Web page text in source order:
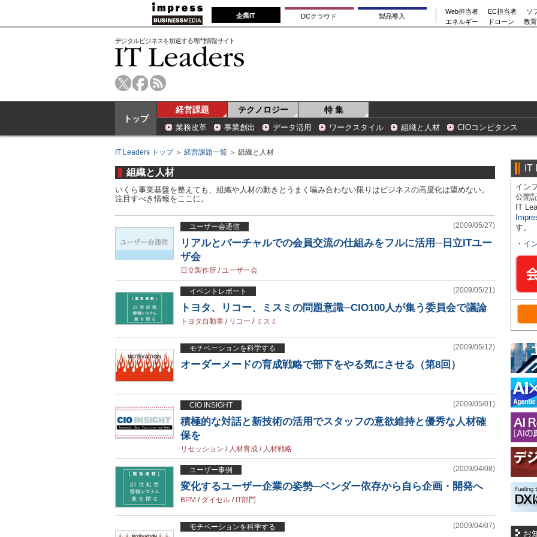
企業IT DCクラウド 製品導入
Web担当者 EC担当者
ソ
エネルギー
ドローン 教
デジタルビジネスを加速する専門情報サイト
トップ
経営課題 テクノロジー 特 集
業務改革 事業創出 データ活用 ワークスタイル 組織と人材 CIOコンピタンス
IT Leaders トップ＞ 経営課題一覧 ＞ 組織と人材
組織と人材
いくら事業基盤を整えても、組織や人材の動きとうまく噛み合わない限りはビジネスの高度化は望めない。
注目すべき情報をここに。
ユーザー会通信 (2009/05/27)
リアルとバーチャルでの会員交流の仕組みをフルに活用─日立ITユー
ザ会
日立製作所 /ユーザー会
イベントレポート (2009/05/21)
トヨタ、リコー、ミスミの問題意識─CIO100人が集う委員会で議論
トヨタ自動車 / リコー / ミスミ
モチベーションを科学する (2009/05/12)
オーダーメードの育成戦略で部下をやる気にさせる（第8回）
CIO INSIGHT (2009/05/01)
積極的な対話と新技術の活用でスタッフの意欲維持と優秀な人材確
保を
リセッション / 人材育成 / 人材戦略
ユーザー事例 (2009/04/08)
変化するユーザー企業の姿勢─ベンダー依存から自ら企画・開発へ
BPM / ダイセル / IT部門
モチベーションを科学する (2009/04/07)
IT
イン
公開
IT
す。
・ イ
お